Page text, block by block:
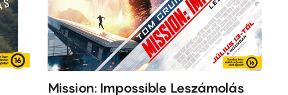
Mission: Impossible Leszámolás